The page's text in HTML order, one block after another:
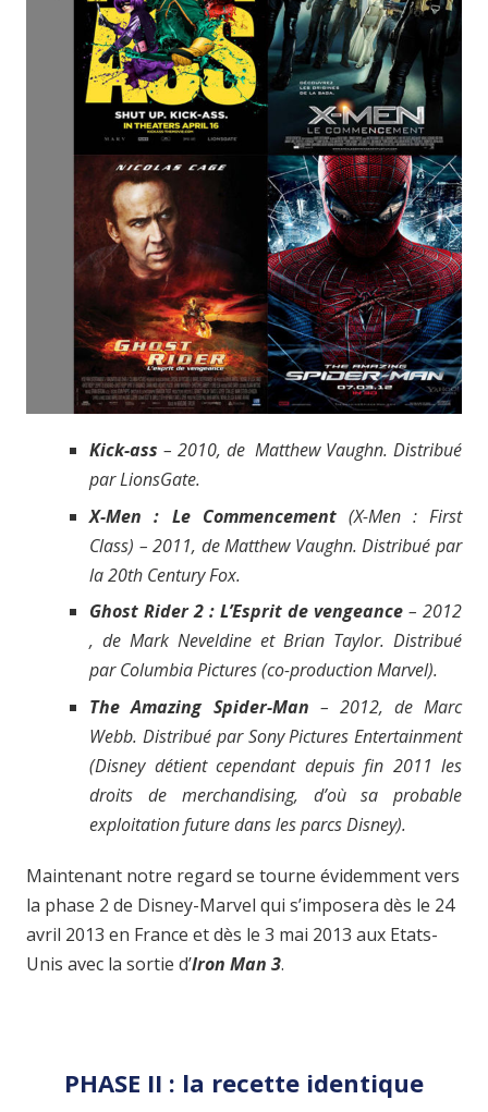
Kick-ass – 2010, de Matthew Vaughn. Distribué
par LionsGate.
X-Men : Le Commencement(X-Men : First
Class) – 2011, de Matthew Vaughn. Distribué par
la 20th Century Fox.
Ghost Rider 2 : L’Esprit de vengeance – 2012
, de Mark Neveldine et Brian Taylor. Distribué
par Columbia Pictures (co-production Marvel).
The Amazing Spider-Man – 2012, de Marc
Webb. Distribué par Sony Pictures Entertainment
(Disney détient cependant depuis fin 2011 les
droits de merchandising, d’où sa probable
exploitation future dans les parcs Disney).
Maintenant notre regard se tourne évidemment vers
la phase 2 de Disney-Marvel qui s’imposera dès le 24
avril 2013 en France et dès le 3 mai 2013 aux Etats-
Unis avec la sortie d’Iron Man 3.
PHASE II : la recette identique